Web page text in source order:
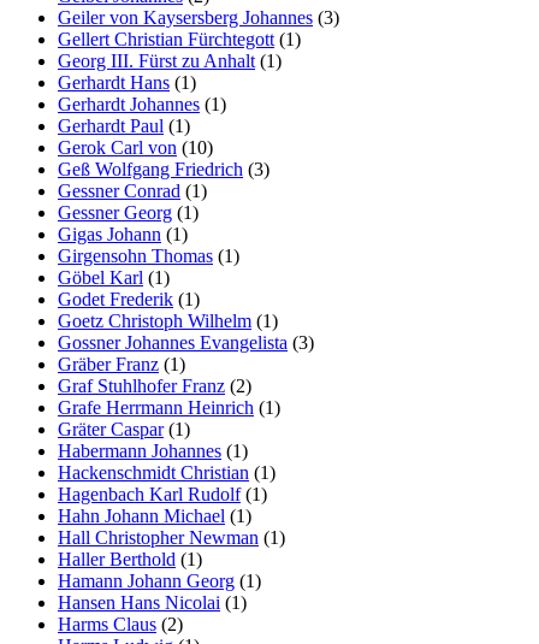
Geiler von Kaysersberg Johannes (3)
Gellert Christian Fürchtegott (1)
Georg III. Fürst zu Anhalt (1)
Gerhardt Hans (1)
Gerhardt Johannes (1)
Gerhardt Paul (1)
Gerok Carl von (10)
Geß Wolfgang Friedrich (3)
Gessner Conrad (1)
Gessner Georg (1)
Gigas Johann (1)
Girgensohn Thomas (1)
Göbel Karl (1)
Godet Frederik (1)
Goetz Christoph Wilhelm (1)
Gossner Johannes Evangelista (3)
Gräber Franz (1)
Graf Stuhlhofer Franz (2)
Grafe Herrmann Heinrich (1)
Gräter Caspar(1)
Habermann Johannes (1)
Hackenschmidt Christian (1)
Hagenbach Karl Rudolf(1)
Hahn Johann Michael (1)
Hall Christopher Newman (1)
Haller Berthold (1)
Hamann Johann Georg (1)
Hansen Hans Nicolai (1)
Harms Claus (2)